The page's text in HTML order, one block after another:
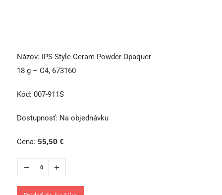
Názov: IPS Style Ceram Powder Opaquer
18 g – C4, 673160
Kód: 007-911S
Dostupnosť: Na objednávku
Cena: 55,50 €